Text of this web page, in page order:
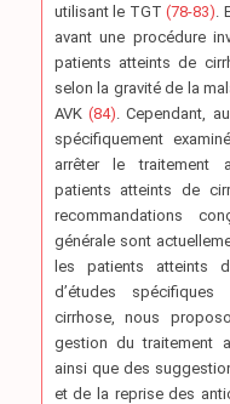
utilisant le TGT(78-83)
avant une procédure
patients atteints de
selon la gravité de la
AVK (84) . Cependant,
spécifiquement
arrêter le traitement
patients atteints de
recommandations
générale sont
les patients atteints
d’études
cirrhose, nous
gestion du traitement
ainsi que des
et de la reprise des